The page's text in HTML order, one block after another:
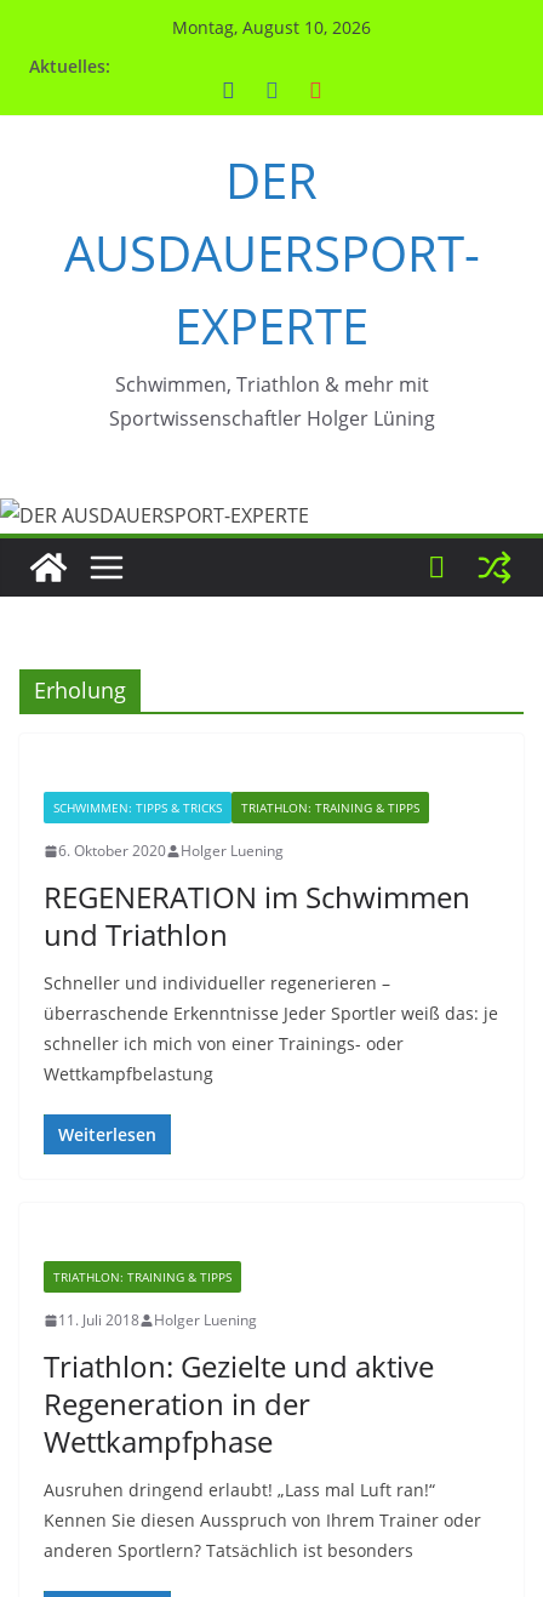
Montag, August 10, 2026
Aktuelles:
DER
AUSDAUERSPORT-
EXPERTE
Schwimmen, Triathlon & mehr mit
Sportwissenschaftler Holger Lüning
Erholung
SCHWIMMEN: TIPPS & TRICKS TRIATHLON: TRAINING & TIPPS
6. Oktober 2020 Holger Luening
REGENERATION im Schwimmen
und Triathlon
Schneller und individueller regenerieren –
überraschende Erkenntnisse Jeder Sportler weiß das: je
schneller ich mich von einer Trainings- oder
Wettkampfbelastung
Weiterlesen
TRIATHLON: TRAINING & TIPPS
11. Juli 2018 Holger Luening
Triathlon: Gezielte und aktive
Regeneration in der
Wettkampfphase
Ausruhen dringend erlaubt! „Lass mal Luft ran!“
Kennen Sie diesen Ausspruch von Ihrem Trainer oder
anderen Sportlern? Tatsächlich ist besonders